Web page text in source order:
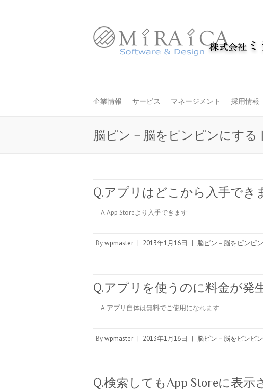
企業情報 サービス マネージメント 採用情報
脳ピン－脳をピンピンにす
Q.アプリはどこから入手でき
A.App Storeより入手できます
Bywpmaster | 2013年1月16日 | 脳ピン－脳をピンピ
Q.アプリを使うのに料金が発
A.アプリ自体は無料でご使用になれます
Bywpmaster | 2013年1月16日 | 脳ピン－脳をピンピ
Q.検索してもApp Storeに表示